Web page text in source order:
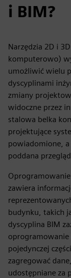
i BIM?
Narzędzia 2D i
komputerowo)
umożliwić wielu
dyscyplinami
zmiany
widoczne przez
stalowa belka
projektujące
powiadomione,
poddana
zawiera
budynku, takich
dyscyplina BIM
oprogramowanie
pojedynczej
zagregować
udostępniane za